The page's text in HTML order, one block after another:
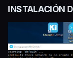
INSTALACIÓN